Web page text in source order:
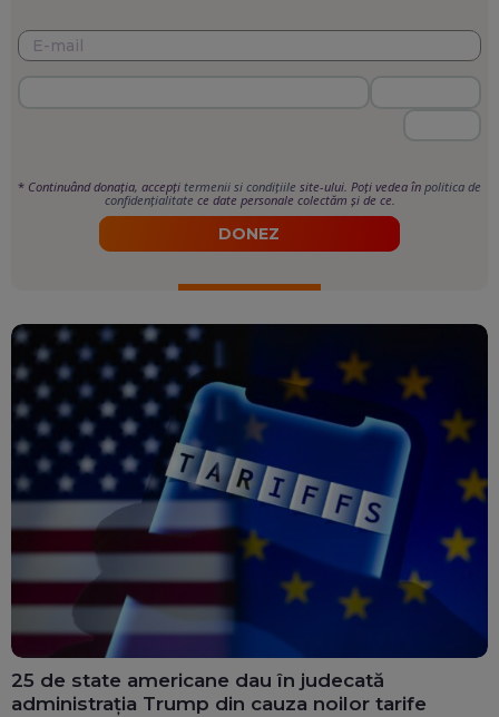
* Continuând donația, accepți termenii si condițiile site-ului. Poți vedea în politica de
confidențialitate ce date personale colectăm și de ce.
DONEZ
25 de state americane dau în judecată
administrația Trump din cauza noilor tarife